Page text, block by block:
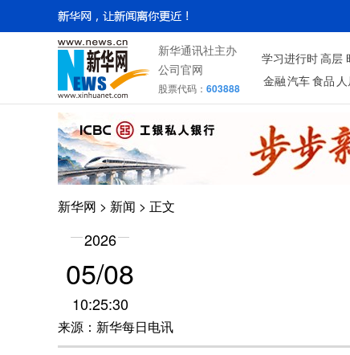
新华通讯社主办
公司官网
股票代码： 603888
学习进行时高层
金融汽车食品
新华网 > 新闻 > 正文
2026
05/08
10:25:30
来源：新华每日电讯